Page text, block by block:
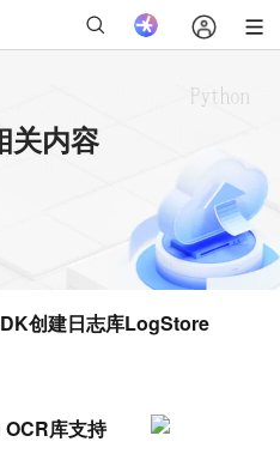
关内容
创建日志库LogStore
库支持